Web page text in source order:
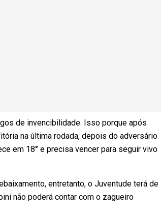
de invencibilidade. Isso porque após
na última rodada, depois do adversário
em 18° e precisa vencer para seguir vivo
entretanto, o Juventude terá de
não poderá contar com o zagueiro